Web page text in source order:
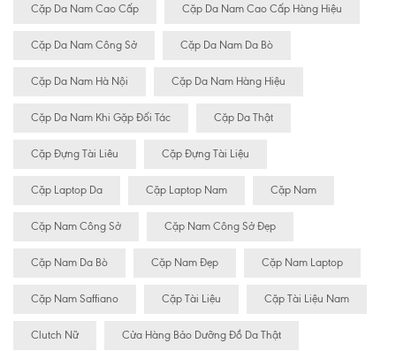
Cặp Da Nam Cao Cấp Cặp Da Nam Cao Cấp Hàng Hiệu
Cặp Da Nam Công Sở Cặp Da Nam Da Bò
Cặp Da Nam Hà Nội Cặp Da Nam Hàng Hiệu
Cặp Da Nam Khi Gặp Đối Tác Cặp Da Thật
Cặp Đựng Tài Liêu Cặp Đựng Tài Liệu
Cặp Laptop Da Cặp Laptop Nam Cặp Nam
Cặp Nam Công Sở Cặp Nam Công Sở Đẹp
Cặp Nam Da Bò Cặp Nam Đẹp Cặp Nam Laptop
Cặp Nam Saffiano Cặp Tài Liệu Cặp Tài Liệu Nam
Clutch Nữ Cửa Hàng Bảo Dưỡng Đồ Da Thật